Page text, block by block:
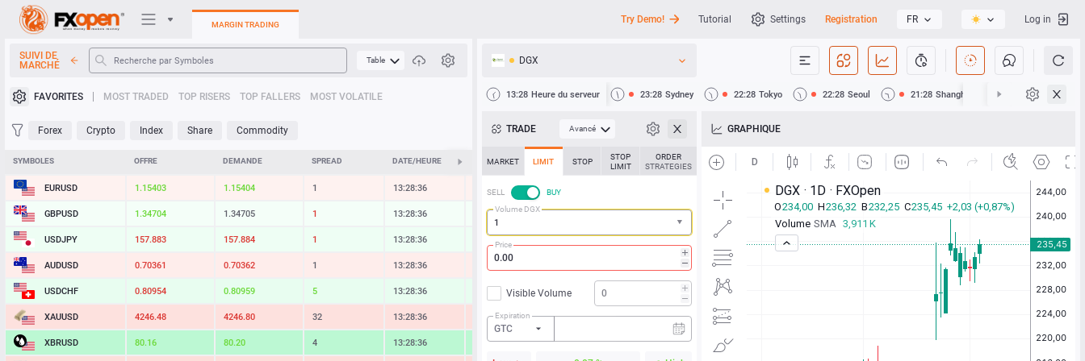
Plateformes de trading
Heatmap
MARGIN TRADING Try Demo! Tutorial Settings Registration FR Log in
SUIVI DE
MARCHÉ
Table
FAVORITES MOST TRADED TOP RISERS TOP FALLERS MOST VOLATILE
Forex Crypto Index Share Commodity
SYMBOLES OFFRE DEMANDE SPREAD DATE/HEURE ÉVOLUTION
EURUSD 1.15403 1.15404 1 13:28:36 -0.14 %
GBPUSD 1.34704 1.34705 1 13:28:36 0.01 %
USDJPY 157.883 157.884 1 13:28:36 0.17 %
AUDUSD 0.70361 0.70362 1 13:28:36 -0.30 %
USDCHF 0.80954 0.80959 5 13:28:36
XAUUSD 4246.41 4246.73 32 13:28:36 -0.74 %
XBRUSD 80.16 80.20 4 13:28:36 1.60 %
DGX
13:28 Heure du serveur 23:28 Sydney 22:28 Tokyo 22:28 Seoul 21:28 Shanghai 21:28 Hong Kong
TRADE Avancé
MARKET LIMIT STOP
STOP
LIMIT
ORDER
STRATEGIES
SELL
BUY
Volume DGX
Price
Visible Volume
Expiration
GTC
GRAPHIQUE